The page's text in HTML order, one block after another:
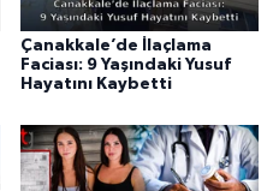
Çanakkale’de İlaçlama
Faciası: 9 Yaşındaki Yusuf
Hayatını Kaybetti